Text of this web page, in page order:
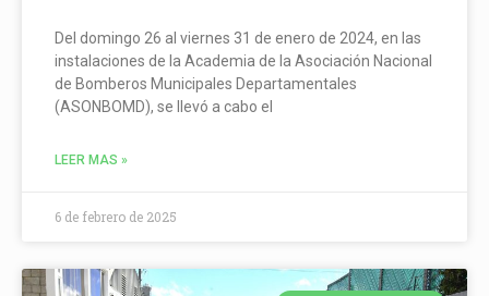
Del domingo 26 al viernes 31 de enero de 2024, en las
instalaciones de la Academia de la Asociación Nacional
de Bomberos Municipales Departamentales
(ASONBOMD), se llevó a cabo el
LEER MAS »
6 de febrero de 2025